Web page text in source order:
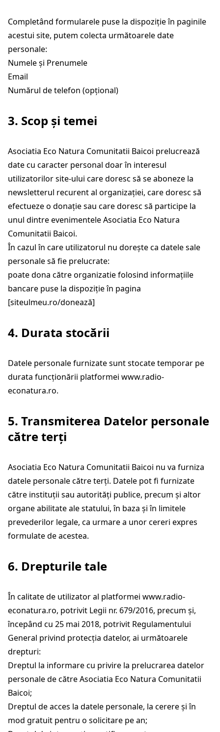
Completând formularele puse la dispoziție în paginile
acestui site, putem colecta următoarele date
personale:
Numele și Prenumele
Email
Numărul de telefon (opțional)
3. Scop și temei
Asociatia Eco Natura Comunitatii Baicoi prelucrează
date cu caracter personal doar în interesul
utilizatorilor site-ului care doresc să se aboneze la
newsletterul recurent al organizației, care doresc să
efectueze o donație sau care doresc să participe la
unul dintre evenimentele Asociatia Eco Natura
Comunitatii Baicoi.
În cazul în care utilizatorul nu dorește ca datele sale
personale să fie prelucrate:
poate dona către organizatie folosind informațiile
bancare puse la dispoziție în pagina
[siteulmeu.ro/donează]
4. Durata stocării
Datele personale furnizate sunt stocate temporar pe
durata funcționării platformei www.radio-
econatura.ro.
5. Transmiterea Datelor personale
către terți
Asociatia Eco Natura Comunitatii Baicoi nu va furniza
datele personale către terți. Datele pot fi furnizate
către instituții sau autorități publice, precum și altor
organe abilitate ale statului, în baza și în limitele
prevederilor legale, ca urmare a unor cereri expres
formulate de acestea.
6. Drepturile tale
În calitate de utilizator al platformei www.radio-
econatura.ro, potrivit Legii nr. 679/2016, precum și,
începând cu 25 mai 2018, potrivit Regulamentului
General privind protecția datelor, ai următoarele
drepturi:
Dreptul la informare cu privire la prelucrarea datelor
personale de către Asociatia Eco Natura Comunitatii
Baicoi;
Dreptul de acces la datele personale, la cerere și în
mod gratuit pentru o solicitare pe an;